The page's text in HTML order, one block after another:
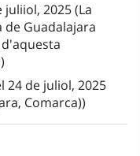
2025 (La
de Guadalajara
24 de juliol, 2025
Comarca))